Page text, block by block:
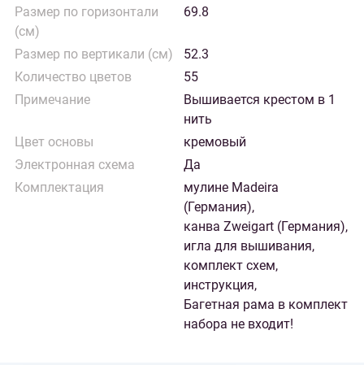
Размер по горизонтали
(см)
69.8
Размер по вертикали (см)
52.3
Количество цветов
55
Примечание
Вышивается крестом в 1
нить
Цвет основы
кремовый
Электронная схема
Да
Комплектация
мулине Madeira
(Германия),
канва Zweigart (Германия),
игла для вышивания,
комплект схем,
инструкция,
Багетная рама в комплект
набора не входит!